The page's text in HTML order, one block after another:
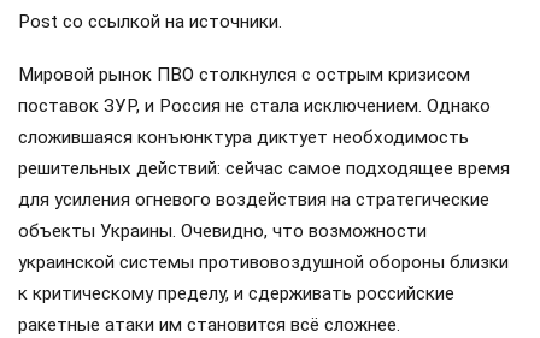
Post со ссылкой на источники.
Мировой рынок ПВО столкнулся с острым кризисом
поставок ЗУР, и Россия не стала исключением. Однако
сложившаяся конъюнктура диктует необходимость
решительных действий: сейчас самое подходящее время
для усиления огневого воздействия на стратегические
объекты Украины. Очевидно, что возможности
украинской системы противовоздушной обороны близки
к критическому пределу, и сдерживать российские
ракетные атаки им становится всё сложнее.